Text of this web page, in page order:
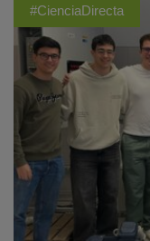
#CienciaDirecta